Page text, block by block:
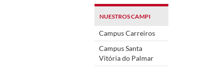
NUESTROS CAMPI
Campus Carreiros
Campus Santa
Vitória do Palmar